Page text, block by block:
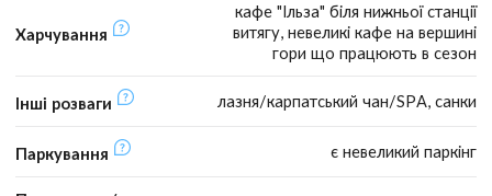
Харчування
кафе "Ільза" біля нижньої станції
витягу, невеликі кафе на вершині
гори що працюють в сезон
Інші розваги лазня/карпатський чан/SPA, санки
Паркування є невеликий паркінг